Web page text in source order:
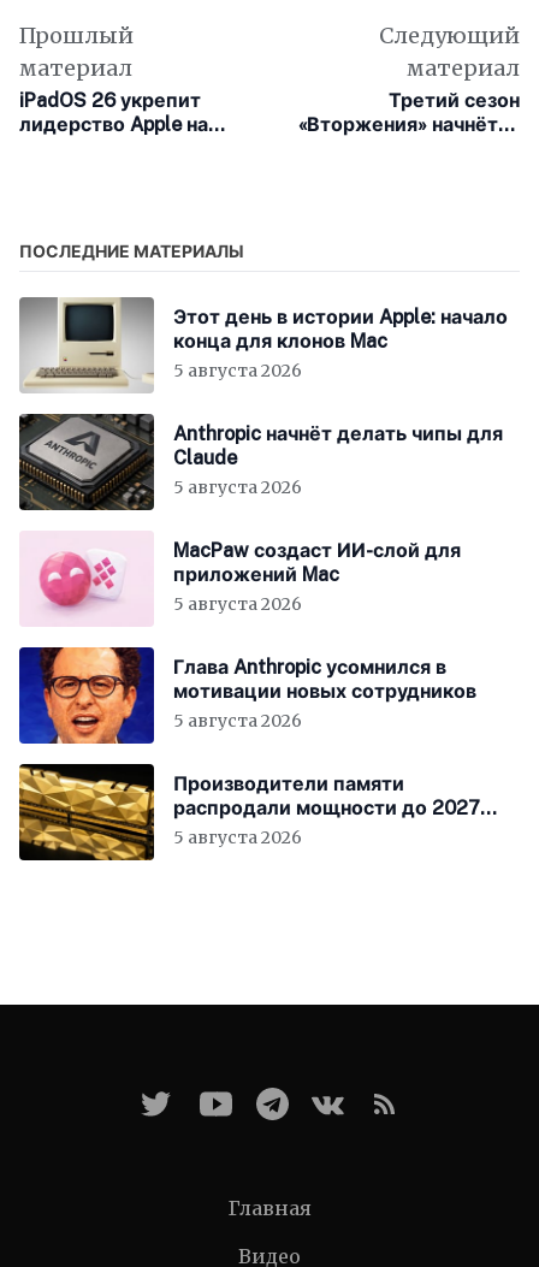
Прошлый
материал
iPadOS 26 укрепит
лидерство Apple на
Следующий
материал
Третий сезон
«Вторжения» начнётся
ПОСЛЕДНИЕ МАТЕРИАЛЫ
Этот день в истории Apple: начало
конца для клонов Mac
5 августа 2026
Anthropic начнёт делать чипы для
Claude
5 августа 2026
MacPaw создаст ИИ-слой для
приложений Mac
5 августа 2026
Глава Anthropic усомнился в
мотивации новых сотрудников
5 августа 2026
Производители памяти
распродали мощности до 2027
года
5 августа 2026
Главная
Видео